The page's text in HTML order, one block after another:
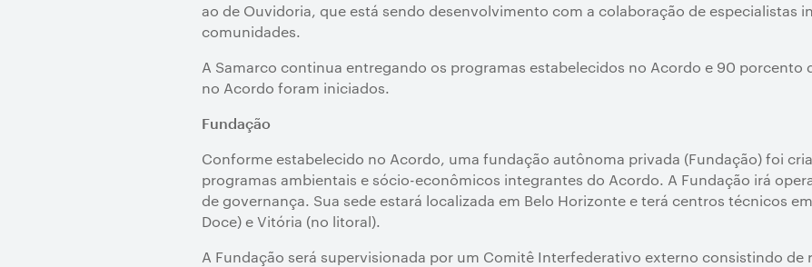
ao de Ouvidoria, que está sendo desenvolvimento com a colaboração de especialistas
comunidades.
A Samarco continua entregando os programas estabelecidos no Acordo e 90 porcento
no Acordo foram iniciados.
Fundação
Conforme estabelecido no Acordo, uma fundação autônoma privada (Fundação) foi
programas ambientais e sócio-econômicos integrantes do Acordo. A Fundação irá
de governança. Sua sede estará localizada em Belo Horizonte e terá centros técnicos
Doce) e Vitória (no litoral).
A Fundação será supervisionada por um Comitê Interfederativo externo consistindo de